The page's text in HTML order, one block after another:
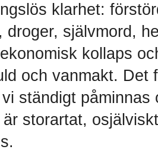
klarhet:
droger, självmord,
kollaps
och vanmakt. Det
vi ständigt
storartat,